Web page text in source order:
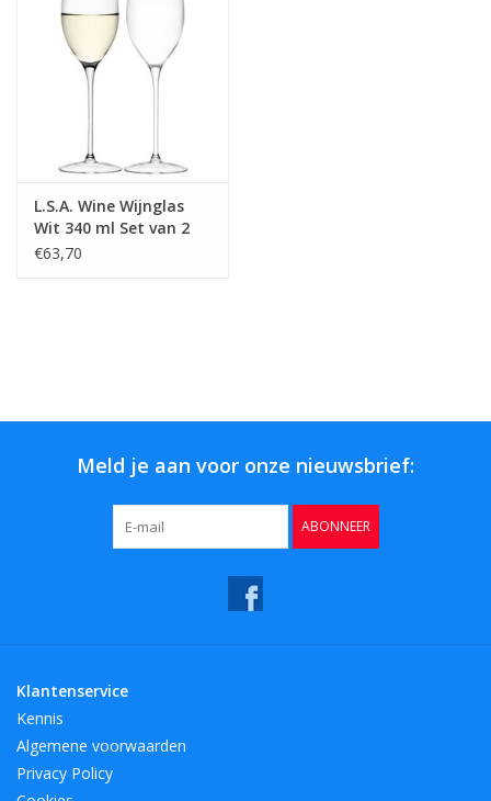
L.S.A. Wine Wijnglas
Wit 340 ml Set van 2
Stuks
€63,70
Meld je aan voor onze nieuwsbrief:
ABONNEER
Klantenservice
Kennis
Algemene voorwaarden
Privacy Policy